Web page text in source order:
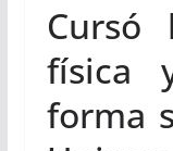
Cursó
física
forma